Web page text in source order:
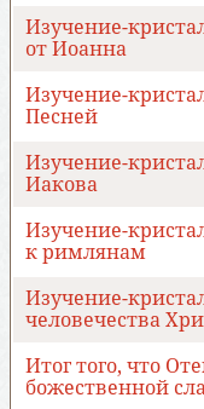
Изучение-
от Иоанна
Изучение-
Песней
Изучение-
Иакова
Изучение-
к римлянам
Изучение-
человечества
Итог того, что
божественной